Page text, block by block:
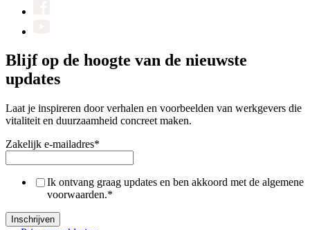
Blijf op de hoogte van de nieuwste
updates
Laat je inspireren door verhalen en voorbeelden van werkgevers die
vitaliteit en duurzaamheid concreet maken.
Zakelijk e-mailadres*
Ik ontvang graag updates en ben akkoord met de algemene
voorwaarden.*